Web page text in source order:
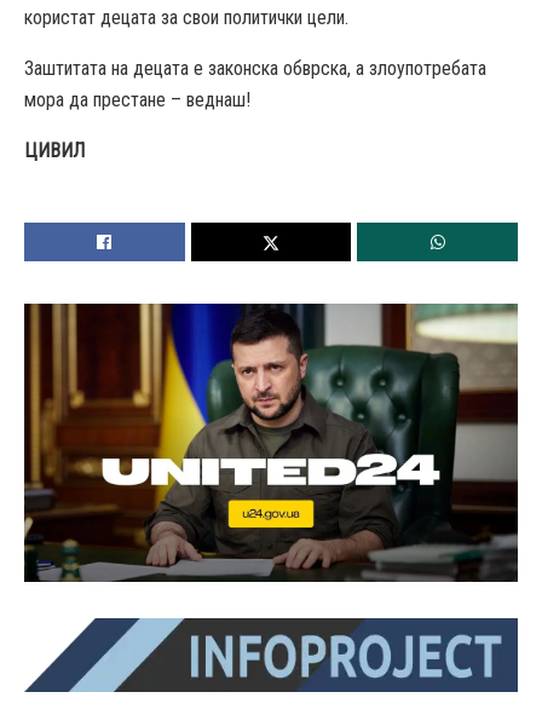
користат децата за свои политички цели.
Заштитата на децата е законска обврска, а злоупотребата
мора да престане – веднаш!
ЦИВИЛ